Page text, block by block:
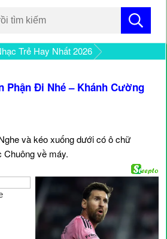
Trẻ Hay Nhất 2026
Phận Đi Nhé – Khánh Cường
và kéo xuống dưới có ô chữ
Chuông về máy.